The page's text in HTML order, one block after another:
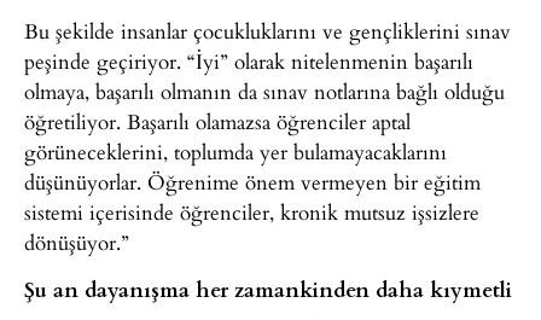
Bu şekilde insanlar çocukluklarını ve gençliklerini sınav
peşinde geçiriyor. “İyi” olarak nitelenmenin başarılı
olmaya, başarılı olmanın da sınav notlarına bağlı olduğu
öğretiliyor. Başarılı olamazsa öğrenciler aptal
görüneceklerini, toplumda yer bulamayacaklarını
düşünüyorlar. Öğrenime önem vermeyen bir eğitim
sistemi içerisinde öğrenciler, kronik mutsuz işsizlere
dönüşüyor.”
Şu an dayanışma her zamankinden daha kıymetli